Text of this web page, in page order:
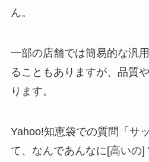
ん。
一部の店舗では簡易的な汎
ることもありますが、品質
ります。
Yahoo!知恵袋での質問「サ
て、なんであんなに[高いの